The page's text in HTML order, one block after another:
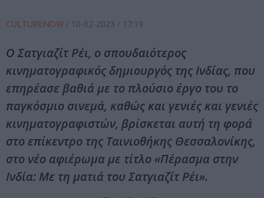
CULTURENOW / 10-02-2023 / 17:19
Ο Σατγιαζίτ Ρέι, ο σπουδαιότερος
κινηματογραφικός δημιουργός της Ινδίας, που
επηρέασε βαθιά με το πλούσιο έργο του το
παγκόσμιο σινεμά, καθώς και γενιές και γενιές
κινηματογραφιστών, βρίσκεται αυτή τη φορά
στο επίκεντρο της Ταινιοθήκης Θεσσαλονίκης,
στο νέο αφιέρωμα με τίτλο «Πέρασμα στην
Ινδία: Με τη ματιά του Σατγιαζίτ Ρέι».